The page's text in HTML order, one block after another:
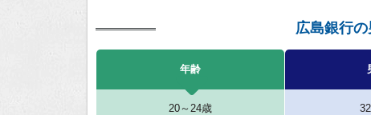
広島銀行
年齢
20～24歳